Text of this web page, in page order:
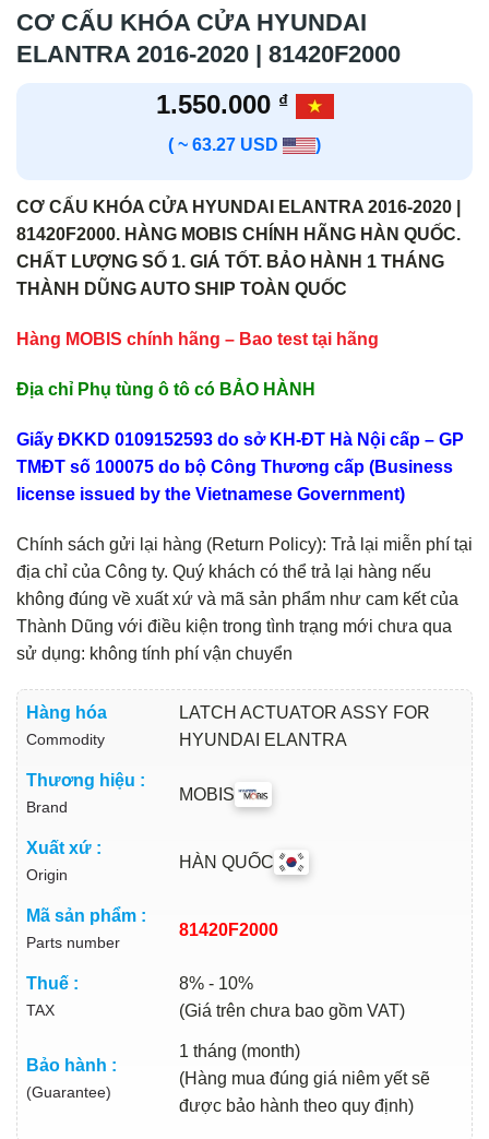
CƠ CẤU KHÓA CỬA HYUNDAI
ELANTRA 2016-2020 | 81420F2000
1.550.000 ₫
( ~ 63.27 USD )
CƠ CẤU KHÓA CỬA HYUNDAI ELANTRA 2016-2020 |
81420F2000. HÀNG MOBIS CHÍNH HÃNG HÀN QUỐC.
CHẤT LƯỢNG SỐ 1. GIÁ TỐT. BẢO HÀNH 1 THÁNG
THÀNH DŨNG AUTO SHIP TOÀN QUỐC
Hàng MOBIS chính hãng – Bao test tại hãng
Địa chỉ Phụ tùng ô tô có BẢO HÀNH
Giấy ĐKKD 0109152593 do sở KH-ĐT Hà Nội cấp – GP
TMĐT số 100075 do bộ Công Thương cấp (Business
license issued by the Vietnamese Government)
Chính sách gửi lại hàng (Return Policy): Trả lại miễn phí tại
địa chỉ của Công ty. Quý khách có thể trả lại hàng nếu
không đúng về xuất xứ và mã sản phẩm như cam kết của
Thành Dũng với điều kiện trong tình trạng mới chưa qua
sử dụng: không tính phí vận chuyển
Hàng hóa
Commodity
LATCH ACTUATOR ASSY FOR
HYUNDAI ELANTRA
Thương hiệu :
Brand
MOBIS
Xuất xứ :
Origin
HÀN QUỐC
Mã sản phẩm :
Parts number
81420F2000
Thuế :
TAX
8% - 10%
(Giá trên chưa bao gồm VAT)
Bảo hành :
(Guarantee)
1 tháng (month)
(Hàng mua đúng giá niêm yết sẽ
được bảo hành theo quy định)